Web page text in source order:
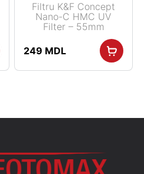
Filtru K&F Concept
Nano-C HMC UV
Filter – 55mm
249 MDL